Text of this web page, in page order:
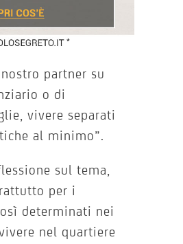
partner su
o di
vivere separati
al minimo”.
sul tema,
per i
determinati nei
nel quartiere